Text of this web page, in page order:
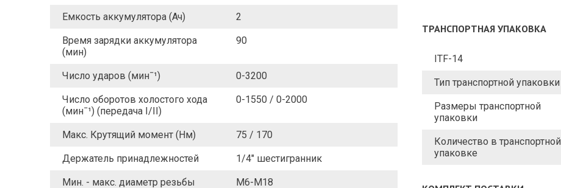
Емкость аккумулятора (Ач) 2
Время зарядки аккумулятора
(мин)
90
Число ударов (минˉ¹) 0-3200
Число оборотов холостого хода
(минˉ¹) (передача I/II)
0-1550 / 0-2000
Макс. Крутящий момент (Нм) 75 / 170
Держатель принадлежностей 1/4" шестигранник
Мин. - макс. диаметр резьбы
M6-M18
ТРАНСПОРТНАЯ УПАКОВКА
ITF-14
Тип транспортной упаковки
Размеры транспортной
упаковки
Количество в транспортной
упаковке